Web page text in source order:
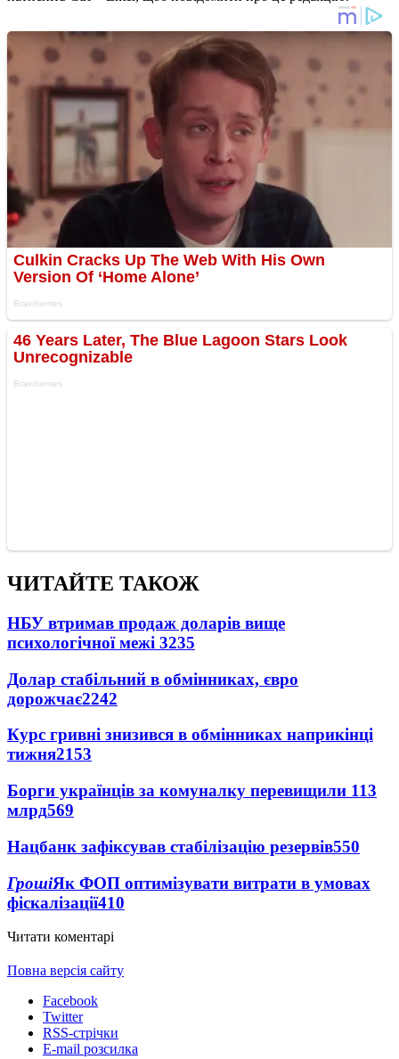
ЧИТАЙТЕ ТАКОЖ
НБУ втримав продаж доларів вище
психологічної межі 3235
Долар стабільний в обмінниках, євро
дорожчає2242
Курс гривні знизився в обмінниках наприкінці
тижня2153
Борги українців за комуналку перевищили 113
млрд569
Нацбанк зафіксував стабілізацію резервів550
ГрошіЯк ФОП оптимізувати витрати в умовах
фіскалізації410
Читати коментарі
Повна версія сайту
Facebook
Twitter
RSS-стрічки
E-mail розсилка